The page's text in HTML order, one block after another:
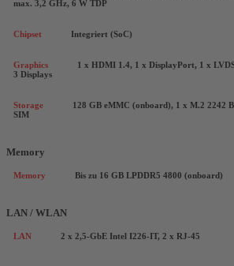
max. 3,2 GHz, 6 W TDP
Chipset Integriert (SoC)
Graphics
1 x HDMI 1.4, 1 x DisplayPort, 1 x
3 Displays
Storage
128 GB eMMC (onboard), 1 x M.2 2242
SIM
Memory
Memory Bis zu 16 GB LPDDR5 4800 (onboard)
LAN / WLAN
LAN 2 x 2,5-GbE Intel I226-IT, 2 x RJ-45